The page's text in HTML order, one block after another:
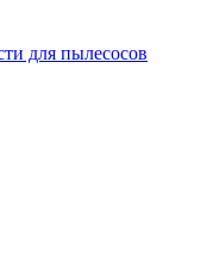
для пылесосов